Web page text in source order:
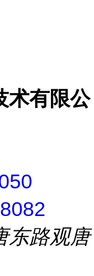
术有限公
东路观唐